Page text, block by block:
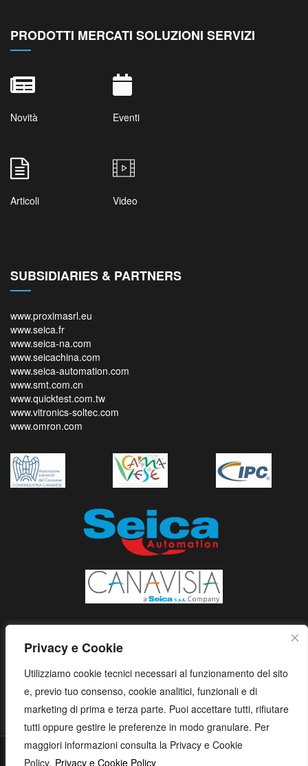
Privacy e Cookie
Utilizziamo cookie tecnici necessari al funzionamento del sito
e, previo tuo consenso, cookie analitici, funzionali e di
marketing di prima e terza parte. Puoi accettare tutti, rifiutare
tutti oppure gestire le preferenze in modo granulare. Per
maggiori informazioni consulta la Privacy e Cookie
Policy. Privacy e Cookie Policy
PRODOTTI MERCATI SOLUZIONI SERVIZI
Novità Eventi
Articoli Video
SUBSIDIARIES & PARTNERS
www.proximasrl.eu
www.seica.fr
www.seica-na.com
www.seicachina.com
www.seica-automation.com
www.smt.com.cn
www.quicktest.com.tw
www.vitronics-soltec.com
www.omron.com
S.E.I.C.A. S.p.A. - Via Kennedy, 24 - 10019 STRAMBINO - (TO) -